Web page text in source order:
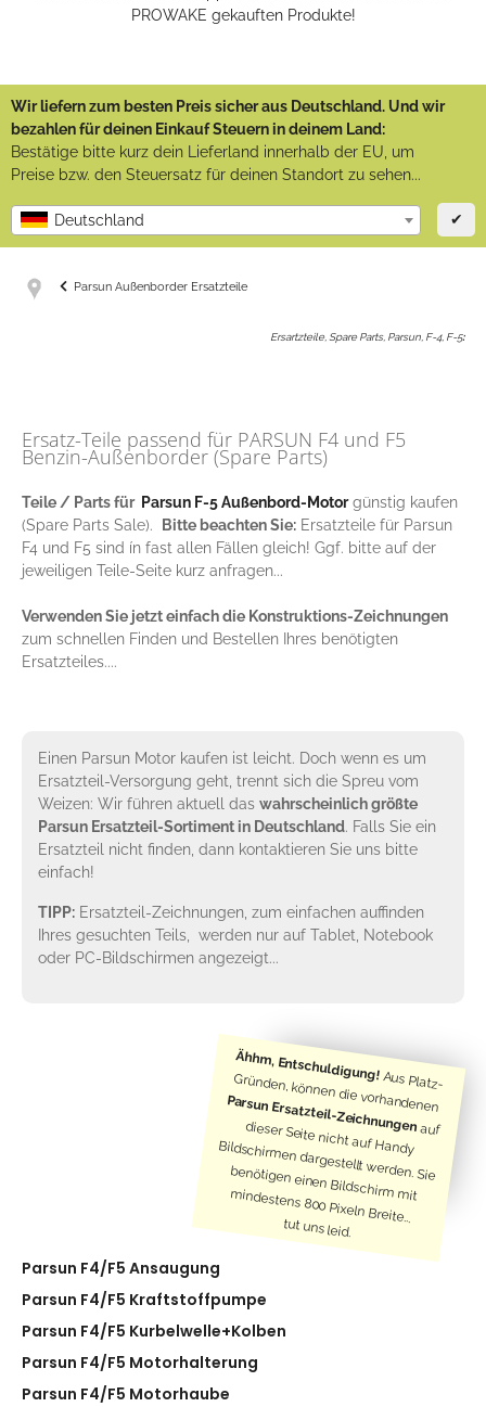
PROWAKE gekauften Produkte!
Wir liefern zum besten Preis sicher aus Deutschland. Und wir
bezahlen für deinen Einkauf Steuern in deinem Land:
Bestätige bitte kurz dein Lieferland innerhalb der EU, um
Preise bzw. den Steuersatz für deinen Standort zu sehen...
Deutschland ✔
Parsun Außenborder Ersatzteile
Ersartzteile, Spare Parts, Parsun, F-4, F-5:
Ersatz-Teile passend für PARSUN F4 und F5
Benzin-Außenborder (Spare Parts)
Teile / Parts für Parsun F-5 Außenbord-Motorgünstig kaufen
(Spare Parts Sale).
Bitte beachten Sie: Ersatzteile für Parsun
F4 und F5 sind ín fast allen Fällen gleich! Ggf. bitte auf der
jeweiligen Teile-Seite kurz anfragen...
Verwenden Sie jetzt einfach die Konstruktions-Zeichnungen
zum schnellen Finden und Bestellen Ihres benötigten
Ersatzteiles....
Einen Parsun Motor kaufen ist leicht. Doch wenn es um
Ersatzteil-Versorgung geht, trennt sich die Spreu vom
Weizen: Wir führen aktuell das wahrscheinlich größte
Parsun Ersatzteil-Sortiment in Deutschland. Falls Sie ein
Ersatzteil nicht finden, dann kontaktieren Sie uns bitte
einfach!
TIPP: Ersatzteil-Zeichnungen, zum einfachen auffinden
Ihres gesuchten Teils, werden nur auf Tablet, Notebook
oder PC-Bildschirmen angezeigt...
Ähhm, Entschuldigung!Aus Platz-
Gründen, können die vorhandenen
Parsun Ersatzteil-Zeichnungenauf
dieser Seite nicht auf Handy
Bildschirmen dargestellt werden. Sie
benötigen einen Bildschirm mit
mindestens 800 Pixeln Breite...
tut uns leid.
Parsun F4/F5 Ansaugung
Parsun F4/F5 Kraftstoffpumpe
Parsun F4/F5 Kurbelwelle+Kolben
Parsun F4/F5 Motorhalterung
Parsun F4/F5 Motorhaube